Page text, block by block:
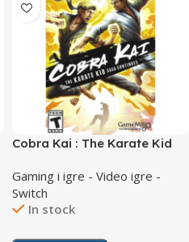
Cobra Kai : The Karate Kid
Gaming i igre - Video igre -
Switch
In stock